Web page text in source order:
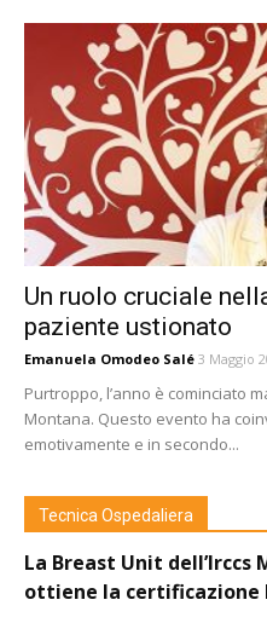
Un ruolo cruciale
paziente ustionato
Emanuela Omodeo Salé 3 Maggio
Purtroppo, l’anno è cominciato
Montana. Questo evento ha
emotivamente e in secondo...
Tecnica Ospedaliera
La Breast Unit dell’Irccs
ottiene la certificazione